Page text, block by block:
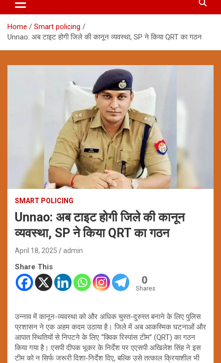
Home
Smart policing
Unnao: अब टाइट होगी जिले की कानून व्यवस्था, SP ने किया QRT का गठन
SMART POLICING
Unnao: अब टाइट होगी जिले की कानून
व्यवस्था, SP ने किया QRT का गठन
April 18, 2025 admin
Share This
0
Shares
उन्नाव में कानून-व्यवस्था को और अधिक चुस्त-दुरुस्त बनाने के लिए पुलिस
प्रशासन ने एक अहम कदम उठाया है। जिले में अब आकस्मिक घटनाओं और
आपात स्थितियों से निपटने के लिए “क्विक रिस्पांस टीम” (QRT) का गठन
किया गया है। एसपी दीपक भूकर के निर्देश पर एएसपी अखिलेश सिंह ने इस
टीम को न सिर्फ जरूरी दिशा-निर्देश दिए, बल्कि उसे तत्काल क्रियाशील भी